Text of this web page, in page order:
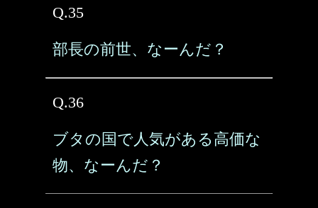
Q.35
部長の前世、なーんだ？
Q.36
ブタの国で人気がある高価な
物、なーんだ？